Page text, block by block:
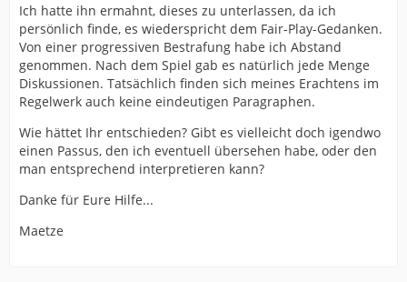
Ich hatte ihn ermahnt, dieses zu unterlassen, da ich
persönlich finde, es wiederspricht dem Fair-Play-Gedanken.
Von einer progressiven Bestrafung habe ich Abstand
genommen. Nach dem Spiel gab es natürlich jede Menge
Diskussionen. Tatsächlich finden sich meines Erachtens im
Regelwerk auch keine eindeutigen Paragraphen.
Wie hättet Ihr entschieden? Gibt es vielleicht doch igendwo
einen Passus, den ich eventuell übersehen habe, oder den
man entsprechend interpretieren kann?
Danke für Eure Hilfe...
Maetze